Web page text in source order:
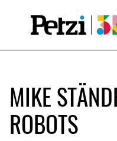
MIKE
ROBOTS